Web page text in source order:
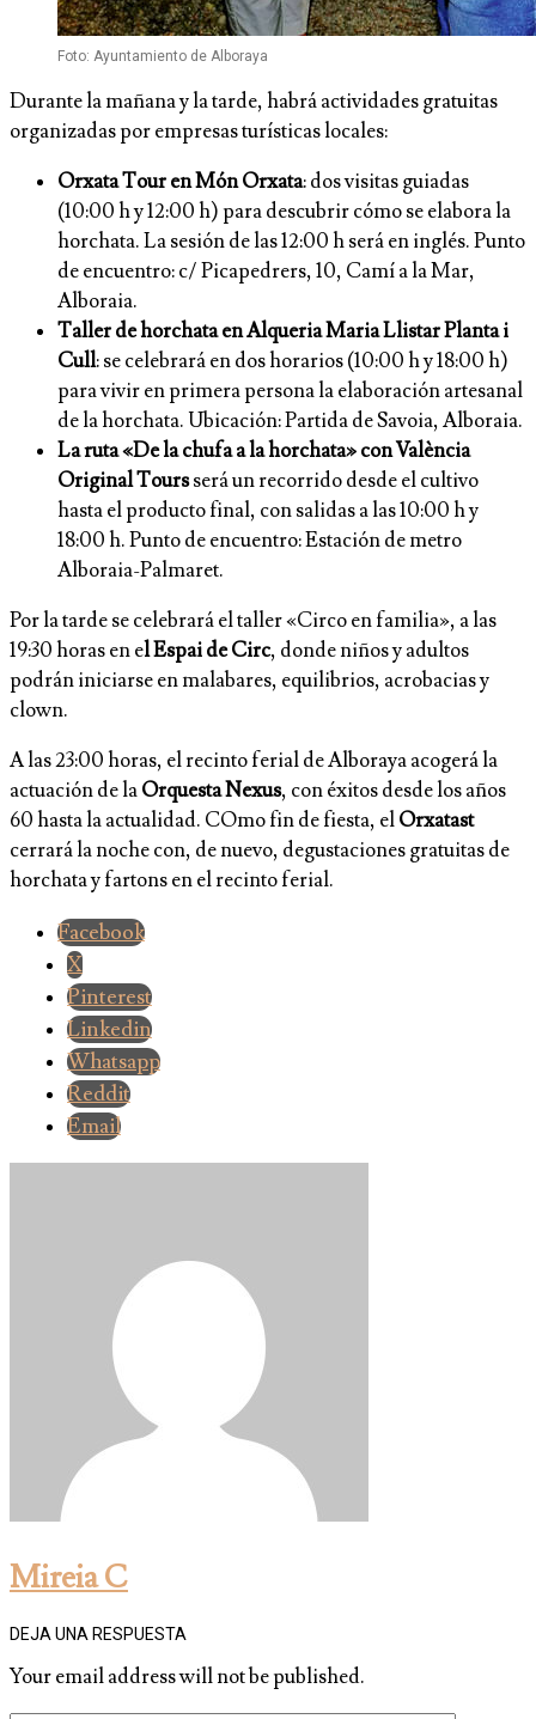
Foto: Ayuntamiento de Alboraya
Durante la mañana y la tarde, habrá actividades gratuitas
organizadas por empresas turísticas locales:
Orxata Tour en Món Orxata: dos visitas guiadas
(10:00 h y 12:00 h) para descubrir cómo se elabora la
horchata. La sesión de las 12:00 h será en inglés. Punto
de encuentro: c/ Picapedrers, 10, Camí a la Mar,
Alboraia.
Taller de horchata en Alqueria Maria Llistar Planta i
Cull: se celebrará en dos horarios (10:00 h y 18:00 h)
para vivir en primera persona la elaboración artesanal
de la horchata. Ubicación: Partida de Savoia, Alboraia.
La ruta «De la chufa a la horchata» con València
Original Toursserá un recorrido desde el cultivo
hasta el producto final, con salidas a las 10:00 h y
18:00 h. Punto de encuentro: Estación de metro
Alboraia-Palmaret.
Por la tarde se celebrará el taller «Circo en familia», a las
19:30 horas en el Espai de Circ, donde niños y adultos
podrán iniciarse en malabares, equilibrios, acrobacias y
clown.
A las 23:00 horas, el recinto ferial de Alboraya acogerá la
actuación de laOrquesta Nexus, con éxitos desde los años
60 hasta la actualidad. COmo fin de fiesta, elOrxatast
cerrará la noche con, de nuevo, degustaciones gratuitas de
horchata y fartons en el recinto ferial.
Facebook
X
Pinterest
Linkedin
Whatsapp
Reddit
Email
Mireia C
DEJA UNA RESPUESTA
Your email address will not be published.